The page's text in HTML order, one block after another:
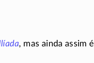
, mas ainda assim é